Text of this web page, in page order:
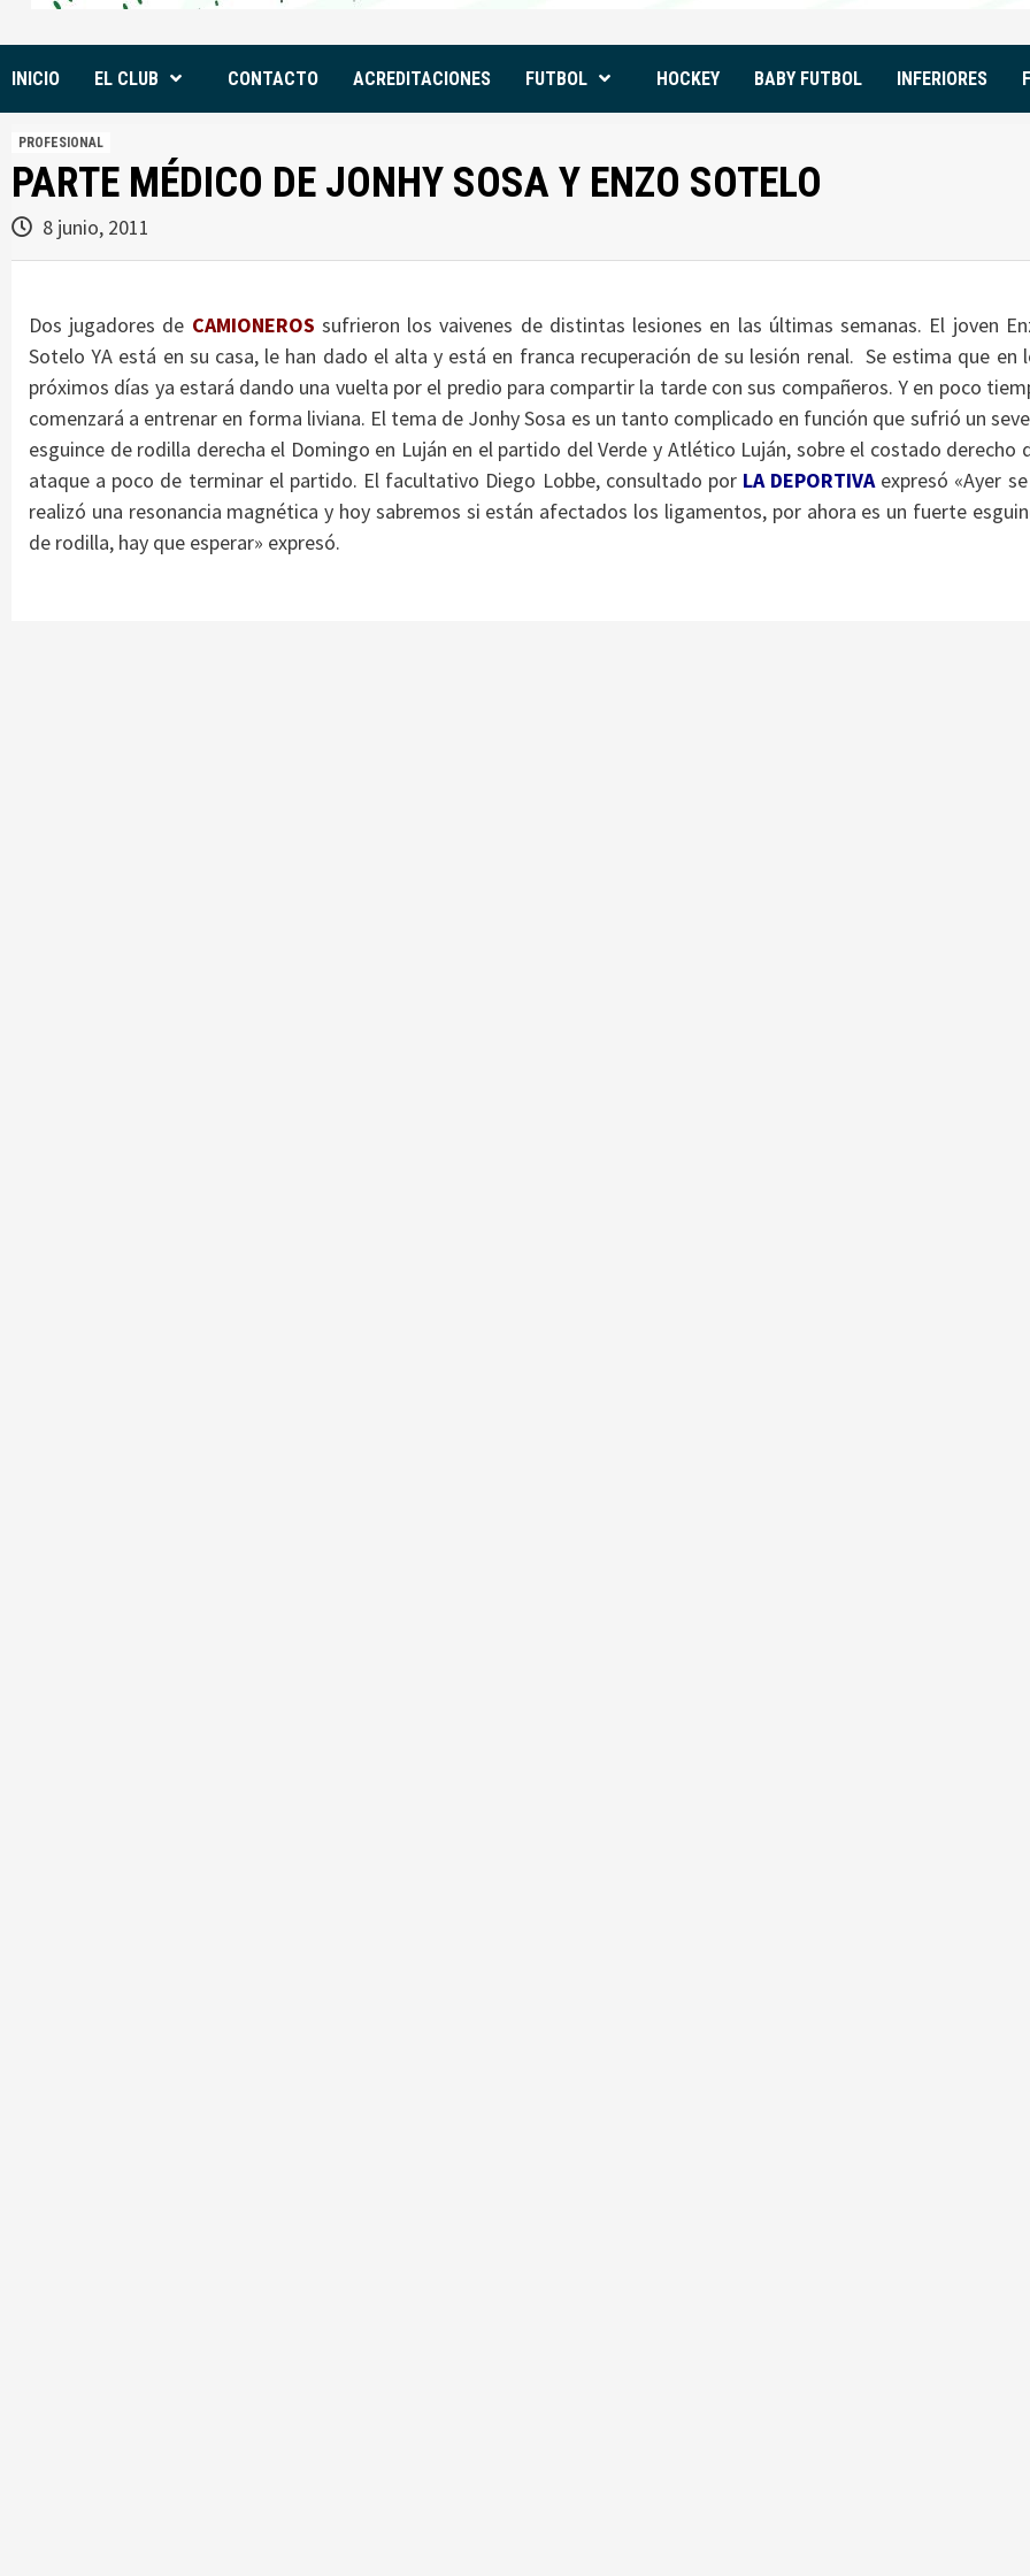
INICIO EL CLUB CONTACTO ACREDITACIONES FUTBOL HOCKEY BABY FUTBOL INFERIORES
PROFESIONAL
PARTE MÉDICO DE JONHY SOSA Y ENZO SOTELO
8 junio, 2011
Dos jugadores de CAMIONEROS sufrieron los vaivenes de distintas lesiones en las últimas semanas. El joven
Sotelo YA está en su casa, le han dado el alta y está en franca recuperación de su lesión renal. Se estima que en
próximos días ya estará dando una vuelta por el predio para compartir la tarde con sus compañeros. Y en poco
comenzará a entrenar en forma liviana. El tema de Jonhy Sosa es un tanto complicado en función que sufrió un
esguince de rodilla derecha el Domingo en Luján en el partido del Verde y Atlético Luján, sobre el costado derecho
ataque a poco de terminar el partido. El facultativo Diego Lobbe, consultado porLA DEPORTIVA expresó «Ayer
realizó una resonancia magnética y hoy sabremos si están afectados los ligamentos, por ahora es un fuerte
de rodilla, hay que esperar» expresó.